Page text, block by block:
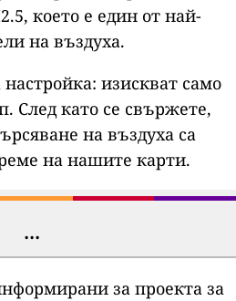
което е един от най-
на въздуха.
изискват само
След като се свържете,
на въздуха са
на нашите карти.
...
за проекта за